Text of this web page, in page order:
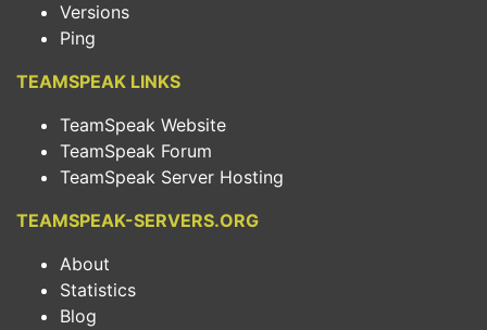
Versions
Ping
TEAMSPEAK LINKS
TeamSpeak Website
TeamSpeak Forum
TeamSpeak Server Hosting
TEAMSPEAK-SERVERS.ORG
About
Statistics
Blog